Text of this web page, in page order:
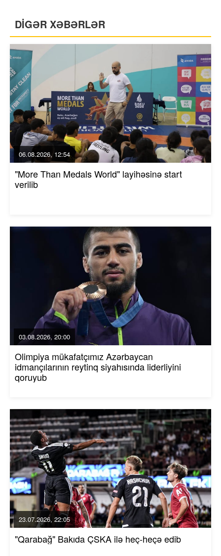
DİGƏR XƏBƏRLƏR
06.08.2026, 12:54
"More Than Medals World" layihəsinə start
verilib
03.08.2026, 20:00
Olimpiya mükafatçımız Azərbaycan
idmançılarının reytinq siyahısında liderliyini
qoruyub
23.07.2026, 22:05
"Qarabağ" Bakıda ÇSKA ilə heç-heçə edib